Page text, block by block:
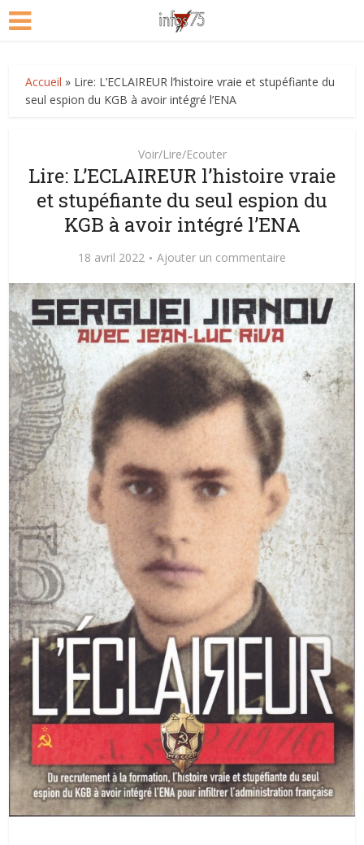
Accueil » Lire: L’ECLAIREUR l’histoire vraie et stupéfiante du
seul espion du KGB à avoir intégré l’ENA
Voir/Lire/Ecouter
Lire: L’ECLAIREUR l’histoire vraie
et stupéfiante du seul espion du
KGB à avoir intégré l’ENA
18 avril 2022 Ajouter un commentaire